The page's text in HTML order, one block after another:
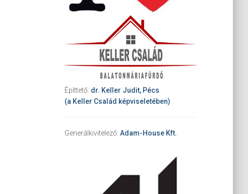
Építtető: dr. Keller Judit, Pécs
(a Keller Család képviseletében)
Generálkivitelező: Adam-House Kft.